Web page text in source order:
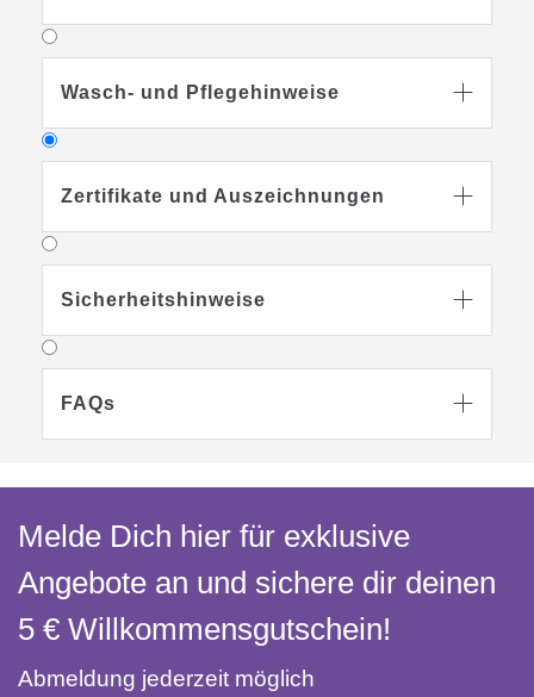
Wasch- und Pflegehinweise 
Zertifikate und Auszeichnungen 
Auszeichnungen
Sicherheitshinweise 
FAQs 
Melde Dich hier für exklusive
Angebote an und sichere dir deinen
5 € Willkommens­gutschein!
Abmeldung jederzeit möglich